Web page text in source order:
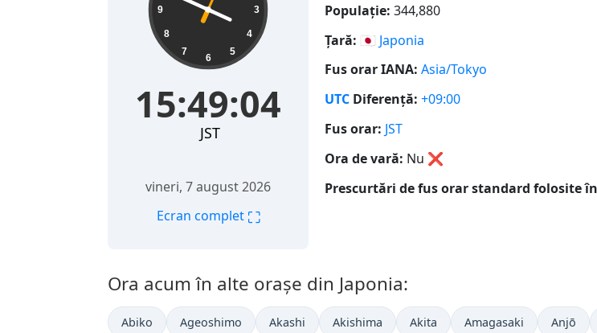
3
4
5
6
7
8
9
15:49:04
JST
vineri, 7 august 2026
Ecran complet ⛶
Populație: 344,880
Țară: 🇯🇵 Japonia
Fus orar IANA: Asia/Tokyo
UTC Diferență: +09:00
Fus orar: JST
Ora de vară: Nu ❌
Prescurtări de fus orar standard folosite
Ora acum în alte orașe din Japonia:
Abiko Ageoshimo Akashi Akishima Akita Amagasaki Anjō